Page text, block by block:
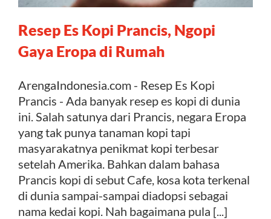
Kontak
Resep Es Kopi Prancis, Ngopi
Gaya Eropa di Rumah
ArengaIndonesia.com - Resep Es Kopi
Prancis - Ada banyak resep es kopi di dunia
ini. Salah satunya dari Prancis, negara Eropa
yang tak punya tanaman kopi tapi
masyarakatnya penikmat kopi terbesar
setelah Amerika. Bahkan dalam bahasa
Prancis kopi di sebut Cafe, kosa kota terkenal
di dunia sampai-sampai diadopsi sebagai
nama kedai kopi. Nah bagaimana pula [...]